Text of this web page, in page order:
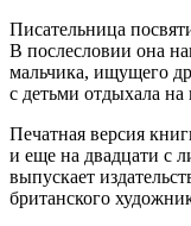
Писательница
В послесловии она
мальчика, ищущего
с детьми отдыхала
Печатная версия
и еще на двадцати с
выпускает
британского